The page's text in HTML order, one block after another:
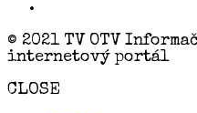
© 2021 TV OTV
internetový portál
CLOSE